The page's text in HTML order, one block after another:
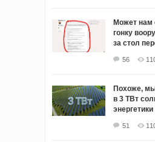
Может нам
гонку
за стол
56
Похоже,
в 3 ТВт
энергетики
51